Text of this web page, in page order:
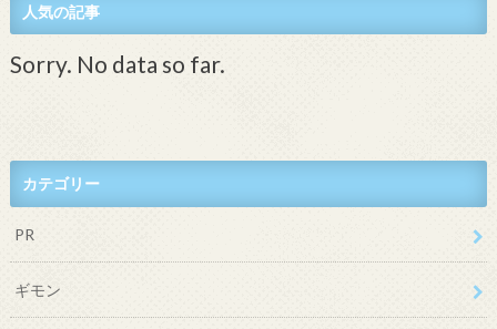
人気の記事
Sorry. No data so far.
カテゴリー
PR
ギモン